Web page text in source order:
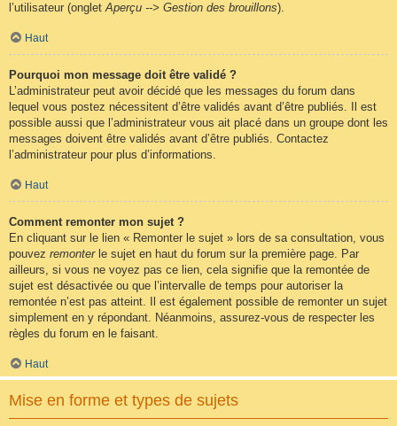
l’utilisateur (ongletAperçu --> Gestion des brouillons).
Haut
Pourquoi mon message doit être validé ?
L’administrateur peut avoir décidé que les messages du forum dans
lequel vous postez nécessitent d’être validés avant d’être publiés. Il est
possible aussi que l’administrateur vous ait placé dans un groupe dont les
messages doivent être validés avant d’être publiés. Contactez
l’administrateur pour plus d’informations.
Haut
Comment remonter mon sujet ?
En cliquant sur le lien « Remonter le sujet » lors de sa consultation, vous
pouvez remonterle sujet en haut du forum sur la première page. Par
ailleurs, si vous ne voyez pas ce lien, cela signifie que la remontée de
sujet est désactivée ou que l’intervalle de temps pour autoriser la
remontée n’est pas atteint. Il est également possible de remonter un sujet
simplement en y répondant. Néanmoins, assurez-vous de respecter les
règles du forum en le faisant.
Haut
Mise en forme et types de sujets